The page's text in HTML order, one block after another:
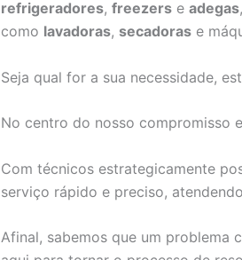
refrigeradores, freezers e adegas
como lavadoras, secadoras e
Seja qual for a sua necessidade,
No centro do nosso compromisso
Com técnicos estrategicamente
serviço rápido e preciso,
Afinal, sabemos que um problema